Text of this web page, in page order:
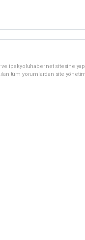
ipekyoluhaber.net sitesine
tüm yorumlardan site